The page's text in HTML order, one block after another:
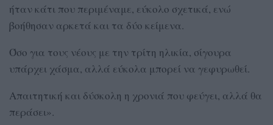
ήταν κάτι που περιμέναμε, εύκολο σχετικά, ενώ
βοήθησαν αρκετά και τα δύο κείμενα.
Όσο για τους νέους με την τρίτη ηλικία, σίγουρα
υπάρχει χάσμα, αλλά εύκολα μπορεί να γεφυρωθεί.
Απαιτητική και δύσκολη η χρονιά που φεύγει, αλλά θα
περάσει».